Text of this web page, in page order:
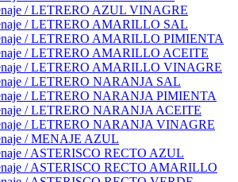
/ LETRERO AZUL VINAGRE
/ LETRERO AMARILLO SAL
/ LETRERO AMARILLO PIMIENTA
/ LETRERO AMARILLO ACEITE
/ LETRERO AMARILLO VINAGRE
/ LETRERO NARANJA SAL
/ LETRERO NARANJA PIMIENTA
/ LETRERO NARANJA ACEITE
/ LETRERO NARANJA VINAGRE
/ MENAJE AZUL
/ ASTERISCO RECTO AZUL
/ ASTERISCO RECTO AMARILLO